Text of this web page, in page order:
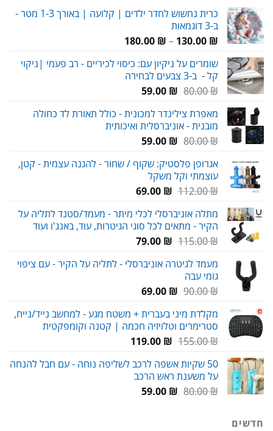
כרית נחשוש לחדר ילדים | קלועה | באורך 1-3 מטר -
ב-3 דוגמאות
130.00 ₪
–
180.00 ₪
שומרים על ניקיון עם: כיסוי לכיריים - רב פעמי |ניקוי
קל - ב-3 צבעים לבחירה
80.00₪
המחיר
היה:
80.00 ₪.
59.00 ₪
המחיר
הוא:
59.00 ₪.
מאפרת צילינדר למכונית - כולל תאורת לד כחולה
מובנית - אוניברסלית ואיכותית
80.00₪
המחיר
היה:
80.00 ₪.
59.00 ₪
המחיר
הוא:
אגרופן פלסטיק: שקוף / שחור - להגנה עצמית - קטן,
עוצמתי וקל משקל
112.00₪
המחיר
היה:
112.00 ₪.
69.00 ₪
המחיר
הוא:
69.00 ₪.
מתלה אוניברסלי לכלי מיתר - מעמד/סטנד לתליה על
הקיר - מתאים לכל סוגי הגיטרות, עוד, באנג'ו ועוד
115.00₪
המחיר
היה:
79.00 ₪
המחיר
הוא:
מעמד לגיטרה אוניברסלי - לתליה על הקיר - עם ציפוי
גומי עבה
90.00₪
המחיר
היה:
90.00 ₪.
69.00 ₪
המחיר
הוא:
69.00 ₪.
מקלדת מיני בעברית + משטח מגע - למחשב נייד/נייח,
סטרימרים וטלויזיה חכמה | קטנה וקומפקטית
155.00₪
המחיר
היה:
155.00 ₪.
119.00 ₪
המחיר
הוא:
50 שקיות אשפה לרכב לשליפה נוחה - עם חבל להנחה
על משענת ראש הרכב
80.00₪
המחיר59.00 ₪
המחיר
חדשים